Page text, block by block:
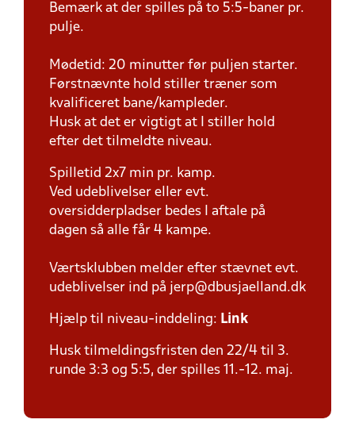
Bemærk at der spilles på to 5:5-baner pr.
pulje.
Mødetid: 20 minutter før puljen starter.
Førstnævnte hold stiller træner som
kvalificeret bane/kampleder.
Husk at det er vigtigt at I stiller hold
efter det tilmeldte niveau.
Spilletid 2x7 min pr. kamp.
Ved udeblivelser eller evt.
oversidderpladser bedes I aftale på
dagen så alle får 4 kampe.
Værtsklubben melder efter stævnet evt.
udeblivelser ind på jerp@dbusjaelland.dk
Hjælp til niveau-inddeling: Link
Husk tilmeldingsfristen den 22/4 til 3.
runde 3:3 og 5:5, der spilles 11.-12. maj.